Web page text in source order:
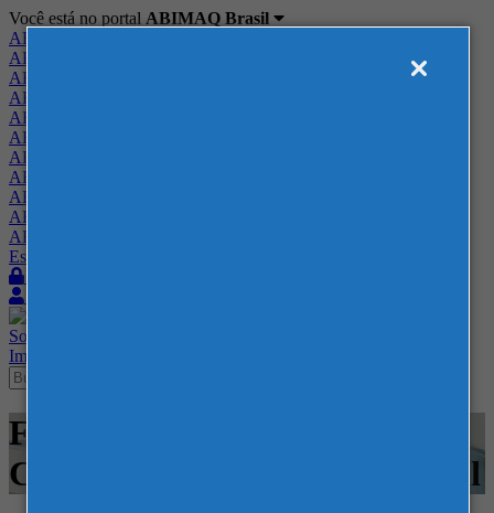
Você está no portal ABIMAQ Brasil
ABIMAQ Brasil
ABIMAQ Minas Gerais
ABIMAQ Norte-Nordeste
ABIMAQ Paraná
ABIMAQ Piracicaba
ABIMAQ Ribeirão Preto
ABIMAQ Rio de Janeiro
ABIMAQ Rio Grande do Sul
ABIMAQ Santa Catarina
ABIMAQ São Paulo
ABIMAQ Vale do Paraíba
Escritório de Relações Governamentais
Sobre
Imprensa
Feiras - Transamerica Expo
Center - Feira Nacional - Têxtil